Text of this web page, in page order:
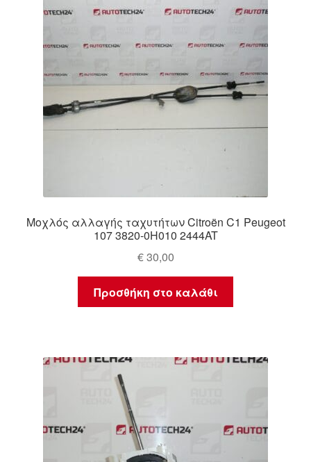
Οροι και Προϋποθέσεις
Παγκόσμια αποστολή
Παράπονα
πληρωμές
Σχετικά με εμάς
Μοχλός αλλαγής ταχυτήτων Citroën C1 Peugeot
107 3820-0H010 2444AT
€30,00
Προσθήκη στο καλάθι